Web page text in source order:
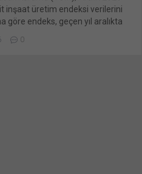
inşaat üretim endeksi verilerini
göre endeks, geçen yıl aralıkta
için tıklayın (Yeni
0